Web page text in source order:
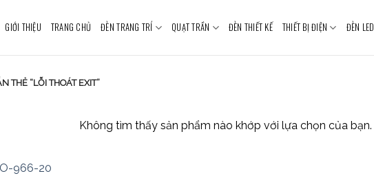
GIỚI THIỆU TRANG CHỦ ĐÈN TRANG TRÍ QUẠT TRẦN ĐÈN THIẾT KẾ THIẾT BỊ ĐIỆN ĐÈN LED
THẺ “LỖI THOÁT EXIT”
966-20
Không tìm thấy sản phẩm nào khớp với lựa chọn của bạn.